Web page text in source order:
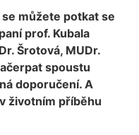
můžete potkat se
prof. Kubala
Šrotová, MUDr.
spoustu
doporučení. A
životním příběhu